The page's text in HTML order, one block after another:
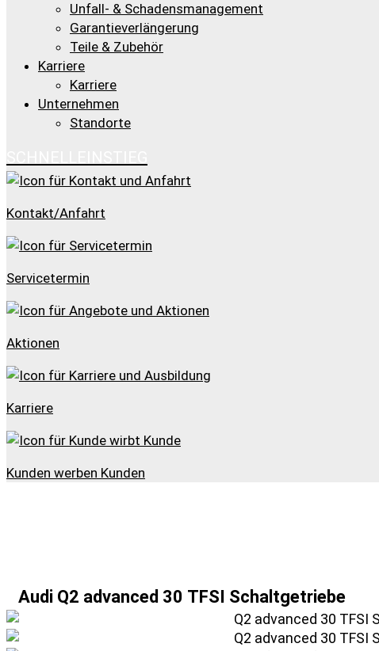
Unfall- & Schadensmanagement
Garantieverlängerung
Teile & Zubehör
Karriere
Karriere
Unternehmen
Standorte
Kontakt/Anfahrt
Servicetermin
Aktionen
Karriere
Kunden werben Kunden
Audi Q2 advanced 30 TFSI Schaltgetriebe